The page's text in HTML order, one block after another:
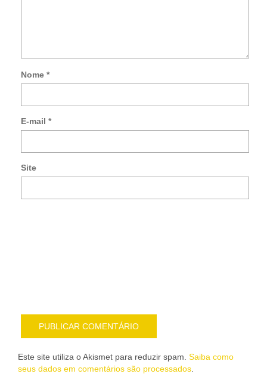
Nome *
E-mail *
Site
Este site utiliza o Akismet para reduzir spam. Saiba como
seus dados em comentários são processados